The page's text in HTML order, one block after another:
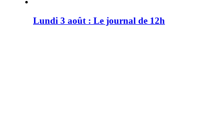
Lundi 3 août : Le journal de 12h